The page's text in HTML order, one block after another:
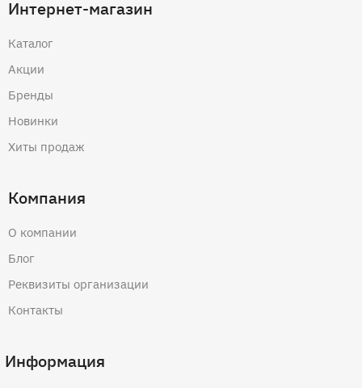
Интернет-магазин
Каталог
Акции
Бренды
Новинки
Хиты продаж
Компания
О компании
Блог
Реквизиты организации
Контакты
Информация